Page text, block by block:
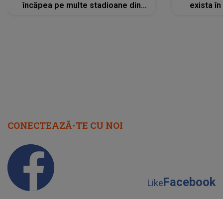
încăpea pe multe stadioane din
exista
CONECTEAZĂ-TE CU NOI
LikeFacebook